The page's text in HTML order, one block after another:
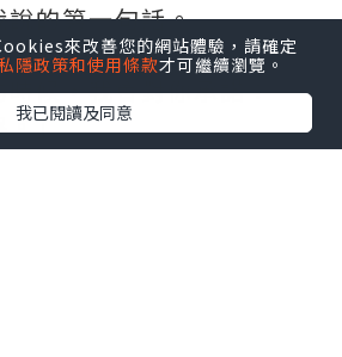
第一句話。
候，我會對你承諾：
。」
來改善您的網站體驗，請確定
隱政策和使用條款才可繼續瀏覽。
我已閱讀及同意